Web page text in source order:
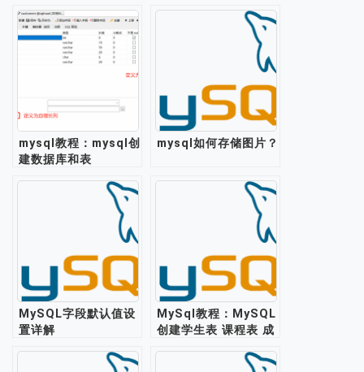
mysql教程：mysql创
建数据库和表
mysql如何存储图片？
MySQL字段默认值设
置详解
MySql教程：MySQL
创建学生表 课程表 成